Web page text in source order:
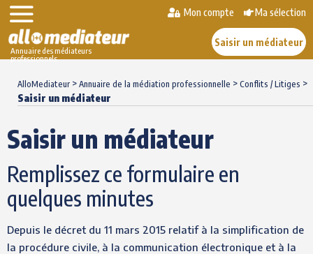
content
Annuaire des médiateurs
professionnels
Mon compte Ma sélection
Saisir un médiateur
AlloMediateur > Annuaire de la médiation professionnelle > Conflits / Litiges >
Saisir un médiateur
Saisir un médiateur
Remplissez ce formulaire en
quelques minutes
Depuis le décret du 11 mars 2015 relatif à la simplification de
la procédure civile, à la communication électronique et à la